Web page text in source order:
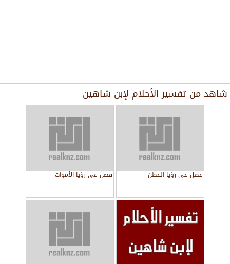
شاهد من تفسير الأحلام لإبن شاهين
فصل في رؤيا القطن فصل في رؤيا الأموات